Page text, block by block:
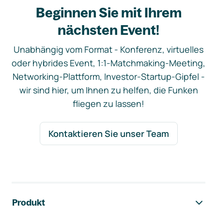
Beginnen Sie mit Ihrem
nächsten Event!
Unabhängig vom Format - Konferenz, virtuelles
oder hybrides Event, 1:1-Matchmaking-Meeting,
Networking-Plattform, Investor-Startup-Gipfel -
wir sind hier, um Ihnen zu helfen, die Funken
fliegen zu lassen!
Kontaktieren Sie unser Team
Produkt